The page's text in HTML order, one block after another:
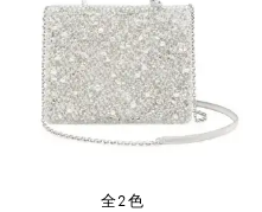
全2色